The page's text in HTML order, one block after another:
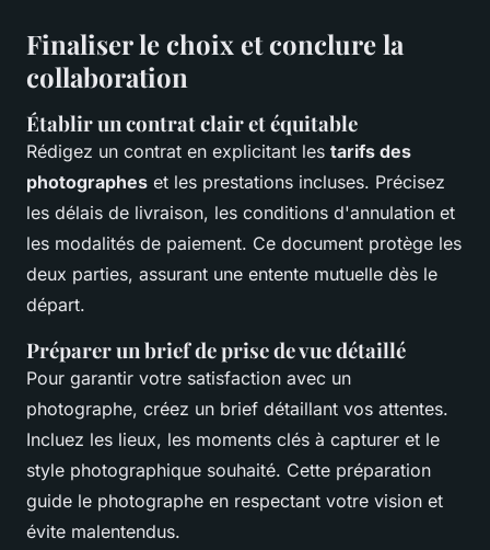
Finaliser le choix et conclure la
collaboration
Établir un contrat clair et équitable
Rédigez un contrat en explicitant les tarifs des
photographes et les prestations incluses. Précisez
les délais de livraison, les conditions d'annulation et
les modalités de paiement. Ce document protège les
deux parties, assurant une entente mutuelle dès le
départ.
Préparer un brief de prise de vue détaillé
Pour garantir votre satisfaction avec un
photographe, créez un brief détaillant vos attentes.
Incluez les lieux, les moments clés à capturer et le
style photographique souhaité. Cette préparation
guide le photographe en respectant votre vision et
évite malentendus.